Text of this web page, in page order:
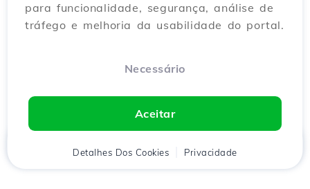
para funcionalidade, segurança, análise de
tráfego e melhoria da usabilidade do portal.
Necessário
Aceitar
Detalhes Dos Cookies Privacidade
Cliente Carrinho Chat